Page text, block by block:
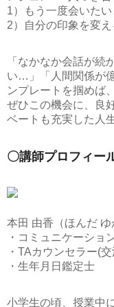
1）もう一度会いた
2）自分の印象を変
「なかなか会話が
い…」「人間関係が
ンプレートを掴めば
ぜひこの機会に、良
ベートも充実した人
〇講師プロフィー
本田 由香（ほんだ ゆ
・コミュニケーショ
・TAカウンセラー(
・生年月日鑑定士
小学生の頃、授業中